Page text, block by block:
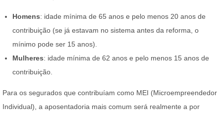
Homens: idade mínima de 65 anos e pelo menos 20 anos de
contribuição (se já estavam no sistema antes da reforma, o
mínimo pode ser 15 anos).
Mulheres: idade mínima de 62 anos e pelo menos 15 anos de
contribuição.
Para os segurados que contribuíam como MEI (Microempreendedor
Individual), a aposentadoria mais comum será realmente a por